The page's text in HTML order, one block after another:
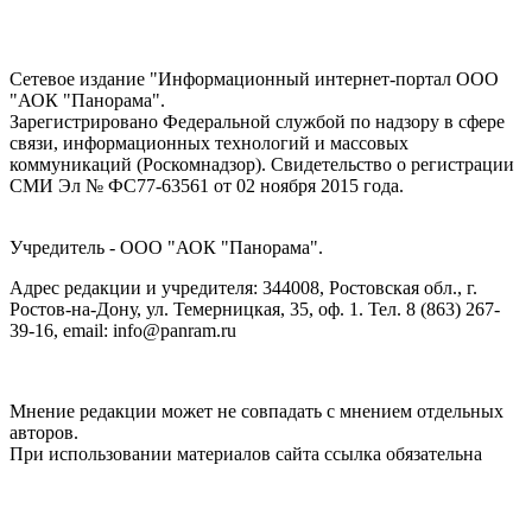
Сетевое издание "Информационный интернет-портал ООО
"АОК "Панорама".
Зарегистрировано Федеральной службой по надзору в сфере
связи, информационных технологий и массовых
коммуникаций (Роскомнадзор). Cвидетельство о регистрации
СМИ Эл № ФС77-63561 от 02 ноября 2015 года.
Учредитель - ООО "АОК "Панорама".
Адрес редакции и учредителя: 344008, Ростовская обл., г.
Ростов-на-Дону, ул. Темерницкая, 35, оф. 1. Тел. 8 (863) 267-
39-16, email: info@panram.ru
Мнение редакции может не совпадать с мнением отдельных
авторов.
При использовании материалов сайта ссылка обязательна